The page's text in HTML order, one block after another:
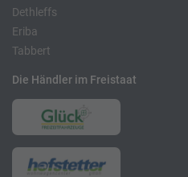
Dethleffs
Eriba
Tabbert
Die Händler im Freistaat